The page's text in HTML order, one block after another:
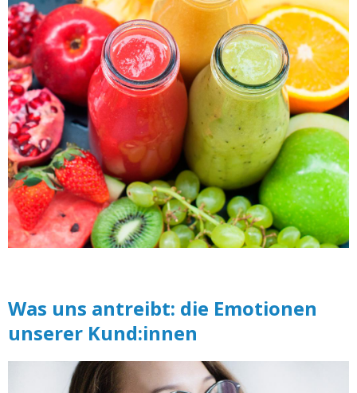
Was uns antreibt: die Emotionen
unserer Kund:innen